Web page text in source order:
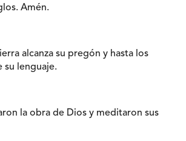
Amén.
alcanza su pregón y hasta los
su lenguaje.
la obra de Dios y meditaron sus